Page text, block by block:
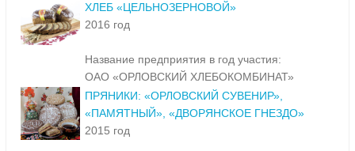
ХЛЕБ «ЦЕЛЬНОЗЕРНОВОЙ»
2016 год
Название предприятия в год участия:
ОАО «ОРЛОВСКИЙ ХЛЕБОКОМБИНАТ»
ПРЯНИКИ: «ОРЛОВСКИЙ СУВЕНИР»,
«ПАМЯТНЫЙ», «ДВОРЯНСКОЕ ГНЕЗДО»
2015 год